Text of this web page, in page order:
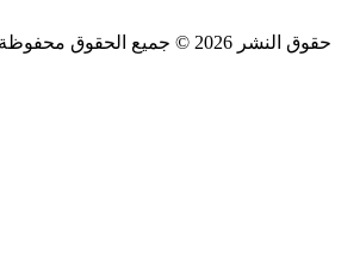
حقوق النشر 2026 © جميع الحقوق محفوظة